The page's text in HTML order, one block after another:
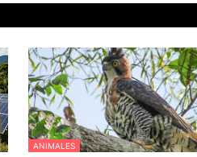
ANIMALES